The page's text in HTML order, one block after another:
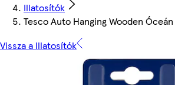
Illatosítók
Tesco Auto Hanging Wooden
Vissza a Illatosítók